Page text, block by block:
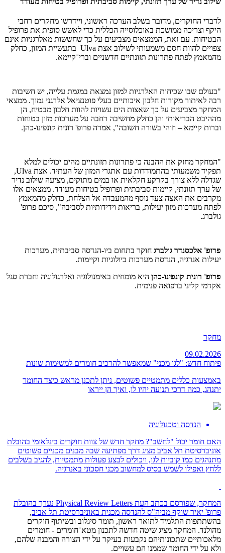
לדברי החוקרים, מדובר בשלב הערכה ראשוני, ויידרשו מחקרים רחבי
היקף וצריכה ממושכת באוכלוסייה הכללית כדי לאשש סופית את פרופיל
הבטיחות. עם זאת, הממצאים מצביעים על כך שחששות מאלרגניות אינם
צפויים להוות חסם משמעותי לשילוב אצת Ulva בתעשיית המזון, כחלק
מהמאמץ לפתח פתרונות תזונתיים חדשניים וברי־קיימא.
"בעולם שבו שכיחות האלרגיות למזון נמצאת במגמת עלייה, יש חשיבות
רבה לאיתור מקורות חלבון איכותיים בעלי פוטנציאל אלרגני נמוך. ממצאי
המחקר מצביעים על כך שאצות הים עשויות להוות חלבון מבטיח, הן
מההיבט הבריאותי והן כחלק מחשיבה רחבה על מערכות מזון בטוחות
וברות קיימא – וזוהי בשורה חשובה", אמרה פרופ' רונית קונפינו-כהן.
"המחקר מחזק את ההבנה כי פתרונות תזונתיים מהים יכולים למלא
תפקיד משמעותי בהתמודדות עם אתגרי המזון של העתיד. אצת Ulva,
שגדלה ללא צורך בקרקע חקלאית או במים מתוקים, מציעה שילוב נדיר
של ערך תזונתי, קיימות סביבתית ופרופיל בטיחות מעודד. ממצאים אלו
מקרבים את האצה צעד נוסף מהמעבדה אל הצלחת, כחלק מהמאמץ
לפתח מערכות מזון יעילות, בריאות וידידותיות לסביבה", סיכם פרופ'
גולברג.
פרופ' אלכסנדר גולברג חוקר בתחום ביו-הנדסה סביבתית, מערכות
יעילות אנרגיה, הנדסת מערכות ביולוגיות וקיימות.
פרופ' רונית קונפינו-כהן היא מומחית באימנולוגיה ואלרגולוגיה וחברת סגל
אקדמי קליני ברפואה פנימית.
מחקר
09.02.2026
פיתוח חדש: "לגו מכני" שמאפשר להרכיב חומרים למשימות שונות
באמצעות כללים מתמטיים פשוטים, ניתן לתכנן מראש כיצד החומר
יתנהג, כמה דרכי תנועה יהיו לו, ואיך הן ייראו
הנדסה וטכנולוגיה
האם חומר יכול "לחשב"? מחקר חדש של צוות חוקרים בינלאומי בהובלת
אוניברסיטת תל אביב מציג דרך מפתיעה שבה מבנים מכניים פשוטים
מתנהגים כמו קוביות לגו, ויכולים לבצע פעולות מתמטיות, להגיב בשלבים
ללחץ ואפילו לשמש בסיס למחשוב מכני חסכוני באנרגיה.
המחקר, שפורסם בכתב העת Physical Review Letters נערך בהובלת
פרופ' יאיר שוקף מביה"ס להנדסה מכנית באוניברסיטת תל אביב,
בהשתתפות התלמיד לתואר ראשון, תומר סיגלוב ובשיתוף חוקרים
מהולנד. המחקר מציג שיטה חדשה לתכנון מטא־חומרים - חומרים
מלאכותיים שתכונותיהם נקבעות בעיקר על ידי הצורה והמבנה שלהם,
ולא על ידי החומר שממנו הם עשויים.